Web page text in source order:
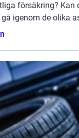
försäkring? Kan
igenom de olika